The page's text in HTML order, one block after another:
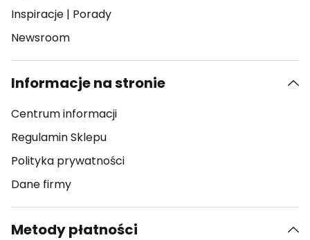
Inspiracje | Porady
Newsroom
Informacje na stronie
Centrum informacji
Regulamin Sklepu
Polityka prywatności
Dane firmy
Metody płatności